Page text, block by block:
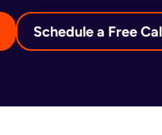
Schedule a Free